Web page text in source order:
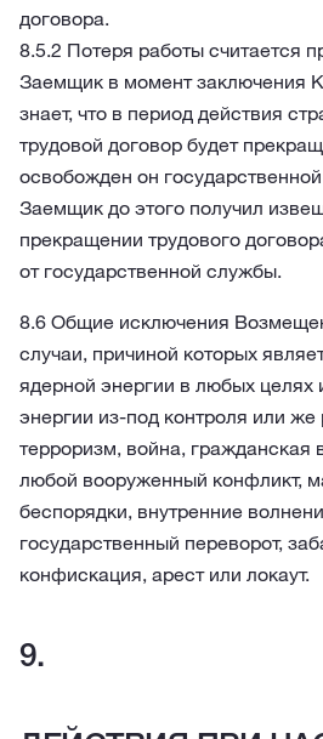
договора.
8.5.2 Потеря работы считается
Заемщик в момент заключения
знает, что в период действия
трудовой договор будет
освобожден он
Заемщик до этого получил
прекращении трудового
от государственной службы.
8.6 Общие исключения
случаи, причиной которых
ядерной энергии в любых целях
энергии из-под контроля или же
терроризм, война, гражданская
любой вооруженный конфликт,
беспорядки, внутренние
государственный переворот,
конфискация, арест или локаут.